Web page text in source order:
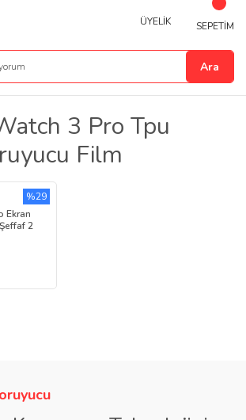
Ara
ÜYELİK SEPETİM
3 Pro Tpu
Film
Ekran
2
%29